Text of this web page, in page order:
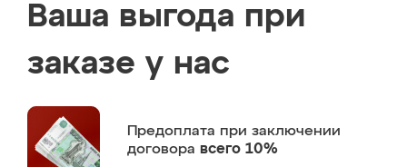
Ваша выгода при
заказе у нас
Предоплата при заключении
договора всего 10%